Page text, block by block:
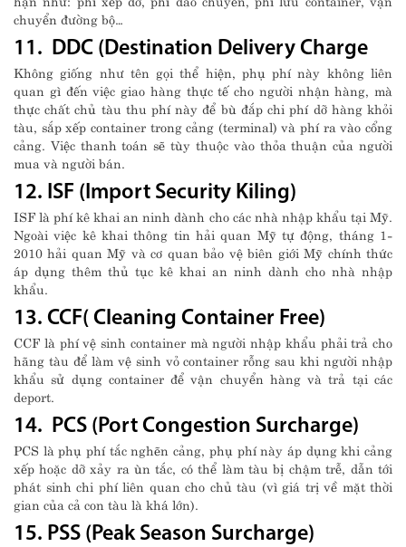
chuyển đường bộ…
11. DDC (Destination Delivery Charge
Không giống như tên gọi thể hiện, phụ phí này không liên
quan gì đến việc giao hàng thực tế cho người nhận hàng, mà
thực chất chủ tàu thu phí này để bù đắp chi phí dỡ hàng khỏi
tàu, sắp xếp container trong cảng (terminal) và phí ra vào cổng
cảng. Việc thanh toán sẽ tùy thuộc vào thỏa thuận của người
mua và người bán.
12. ISF (Import Security Kiling)
ISF là phí kê khai an ninh dành cho các nhà nhập khẩu tại Mỹ.
Ngoài việc kê khai thông tin hải quan Mỹ tự động, tháng 1-
2010 hải quan Mỹ và cơ quan bảo vệ biên giới Mỹ chính thức
áp dụng thêm thủ tục kê khai an ninh dành cho nhà nhập
khẩu.
13. CCF( Cleaning Container Free)
CCF là phí vệ sinh container mà người nhập khẩu phải trả cho
hãng tàu để làm vệ sinh vỏ container rỗng sau khi người nhập
khẩu sử dụng container để vận chuyển hàng và trả tại các
deport.
14. PCS (Port Congestion Surcharge)
PCS là phụ phí tắc nghẽn cảng, phụ phí này áp dụng khi cảng
xếp hoặc dỡ xảy ra ùn tắc, có thể làm tàu bị chậm trễ, dẫn tới
phát sinh chi phí liên quan cho chủ tàu (vì giá trị về mặt thời
gian của cả con tàu là khá lớn).
15. PSS (Peak Season Surcharge)